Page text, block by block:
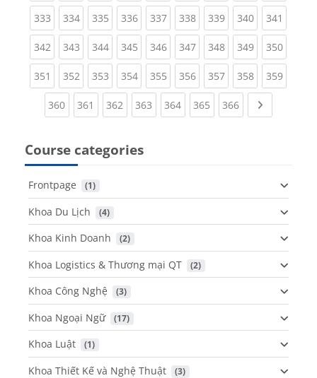
333(current)
334(current)
335(current)
336(current)
337(current)
338(current)
339(current)
340(current)
341
342(current)
343(current)
344(current)
345(current)
346(current)
347(current)
348(current)
349(current)
350
351 (current)
352(current)
353(current)
354(current)
355(current)
356(current)
357(current)
358(current)
359
360(current)
361 (current)
362 (current)
363 (current)
364(current)
365 (current)
366(current)Next page
Course categories
Frontpage (1)
Khoa Du Lịch (4)
Khoa Kinh Doanh (2)
Khoa Logistics & Thương mại QT (2)
Khoa Công Nghệ (3)
Khoa Ngoại Ngữ (17)
Khoa Luật (1)
Khoa Thiết Kế và Nghệ Thuật (3)